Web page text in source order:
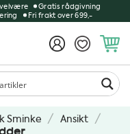
velvære
Gratis rådgivning
Fri frakt over 699,-
Sminke / Ansikt /